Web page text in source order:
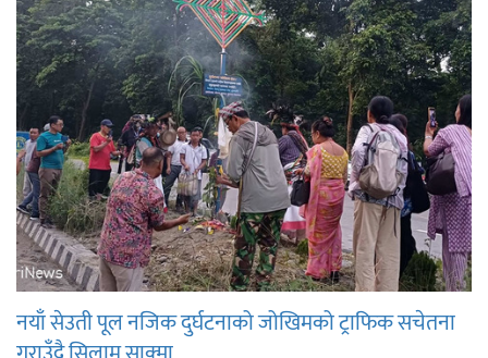
नयाँ सेउती पूल नजिक दुर्घटनाको जोखिमको ट्राफिक सचेतना